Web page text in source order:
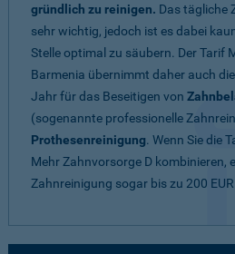
gründlich zu reinigen. Das tägliche
sehr wichtig, jedoch ist es dabei
Stelle optimal zu säubern. Der Tarif
Barmenia übernimmt daher auch
Jahr für das Beseitigen von
(sogenannte professionelle
Prothesenreinigung. Wenn Sie die
Mehr Zahnvorsorge D kombinieren,
Zahnreinigung sogar bis zu 200